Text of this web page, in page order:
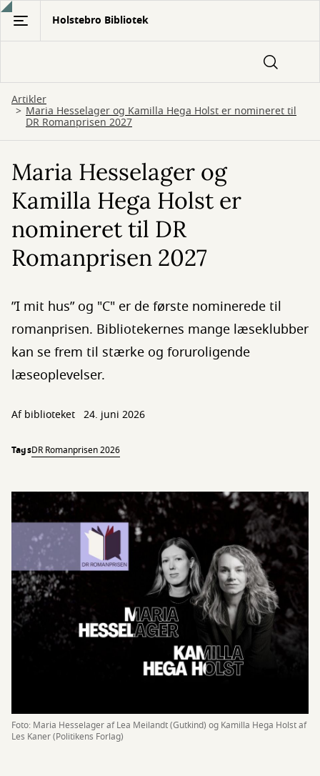
Gå
hovedindhold
Holstebro Bibliotek
Artikler
Maria Hesselager og Kamilla Hega Holst er nomineret til
DR Romanprisen 2027
Maria Hesselager og
Kamilla Hega Holst er
nomineret til DR
Romanprisen 2027
”I mit hus” og "C" er de første nominerede til
romanprisen. Bibliotekernes mange læseklubber
kan se frem til stærke og foruroligende
læseoplevelser.
Af biblioteket 24. juni 2026
TagsDR Romanprisen 2026
Foto: Maria Hesselager af Lea Meilandt (Gutkind) og Kamilla Hega Holst af
Les Kaner (Politikens Forlag)